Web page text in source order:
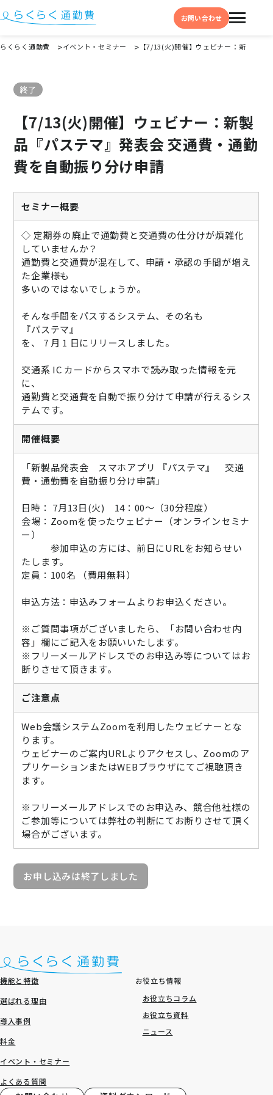
お問い合わせ
選ばれる理由
事例
料金
イベント・セミナー
よくある質問
お役立ちコラム
お役立ち資料
ニュース
通勤費システム適合診断
導入効果シミュレーション
お問い合わせ
らくらく通勤費 イベント・セミナー 【7/13(火)開催】ウェビナー：新製品『
終了
【7/13(火)開催】ウェビナー：新製
品『パステマ』発表会 交通費・通勤
費を自動振り分け申請
セミナー概要
◇ 定期券の廃止で通勤費と交通費の仕分けが煩雑化
していませんか？
通勤費と交通費が混在して、申請・承認の手間が増え
た企業様も
多いのではないでしょうか。
そんな手間をパスするシステム、その名も
『パステマ』
を、 7 月 1 日にリリースしました。
交通系 IC カードからスマホで読み取った情報を元
に、
通勤費と交通費を自動で振り分けて申請が行えるシス
テムです。
開催概要
「新製品発表会 スマホアプリ 『パステマ』 交通
費・通勤費を自動振り分け申請」
日時： 7月13日(火) 14：00～（30分程度）
会場：Zoomを使ったウェビナー（オンラインセミナ
ー）
参加申込の方には、前日にURLをお知らせい
たします。
定員：100名 （費用無料）
申込方法：申込みフォームよりお申込ください。
※ご質問事項がございましたら、「お問い合わせ内
容」欄にご記入をお願いいたします。
※フリーメールアドレスでのお申込み等についてはお
断りさせて頂きます。
ご注意点
Web会議システムZoomを利用したウェビナーとな
ります。
ウェビナーのご案内URLよりアクセスし、Zoomのア
プリケーションまたはWEBブラウザにてご視聴頂き
ます。
※フリーメールアドレスでのお申込み、競合他社様の
ご参加等については弊社の判断にてお断りさせて頂く
場合がございます。
お申し込みは終了しました
機能と特徴
選ばれる理由
導入事例
料金
イベント・セミナー
よくある質問
お役立ち情報
お役立ちコラム
お役立ち資料
ニュース